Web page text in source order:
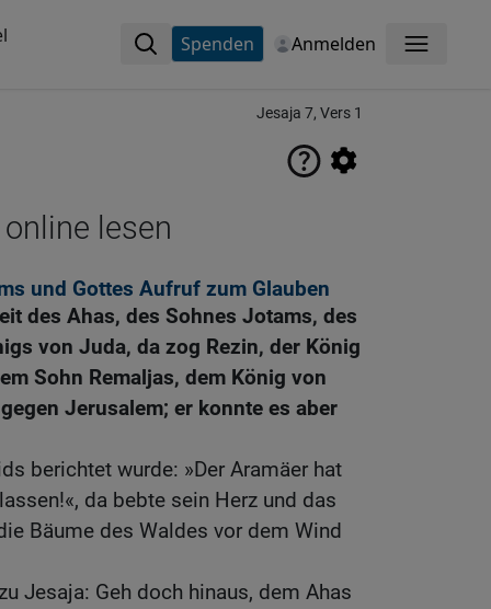
Spenden Anmelden Menü
Jesaja 7, Vers 1
lesen
und Gottes Aufruf zum Glauben
des Ahas, des Sohnes Jotams, des
von Juda, da zog Rezin, der König
Sohn Remaljas, dem König von
Jerusalem; er konnte es aber
berichtet wurde: »Der Aramäer hat
da bebte sein Herz und das
Bäume des Waldes vor dem Wind
Jesaja: Geh doch hinaus, dem Ahas